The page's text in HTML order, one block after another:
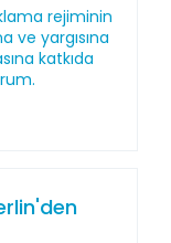
rejiminin
ve yargısına
katkıda